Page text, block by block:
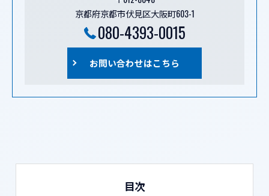
京都府京都市伏見区大阪町603-1
080-4393-0015
お問い合わせはこちら
目次